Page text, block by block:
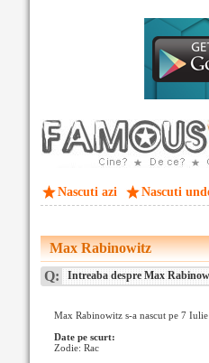
Nascuti azi Nascuti
Max Rabinowitz
Q: Intreaba despre Max
Max Rabinowitz s-a nascut pe 7 Iulie
Date pe scurt:
Zodie: Rac